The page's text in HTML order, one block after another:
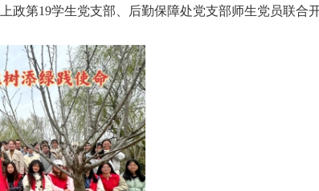
政第19学生党支部、后勤保障处党支部师生党员联合